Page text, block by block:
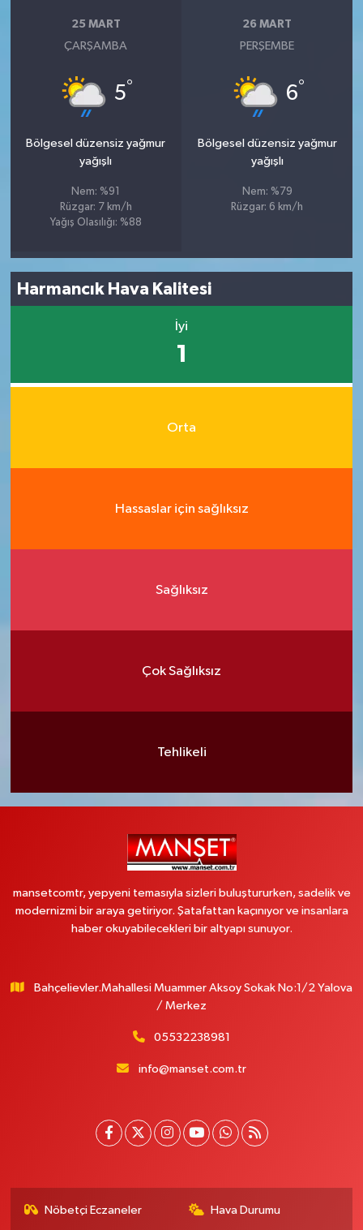
25 MART
ÇARŞAMBA
5°
Bölgesel düzensiz yağmur
yağışlı
Nem: %91
Rüzgar: 7 km/h
Yağış Olasılığı: %88
26 MART
PERŞEMBE
6°
Bölgesel düzensiz yağmur
yağışlı
Nem: %79
Rüzgar: 6 km/h
Harmancık Hava Kalitesi
İyi
1
Orta
Hassaslar için sağlıksız
Sağlıksız
Çok Sağlıksız
Tehlikeli
mansetcomtr, yepyeni temasıyla sizleri buluştururken, sadelik ve
modernizmi bir araya getiriyor. Şatafattan kaçınıyor ve insanlara
haber okuyabilecekleri bir altyapı sunuyor.
Bahçelievler.Mahallesi Muammer Aksoy Sokak No:1/2 Yalova
/ Merkez
05532238981
info@manset.com.tr
Nöbetçi Eczaneler Hava Durumu